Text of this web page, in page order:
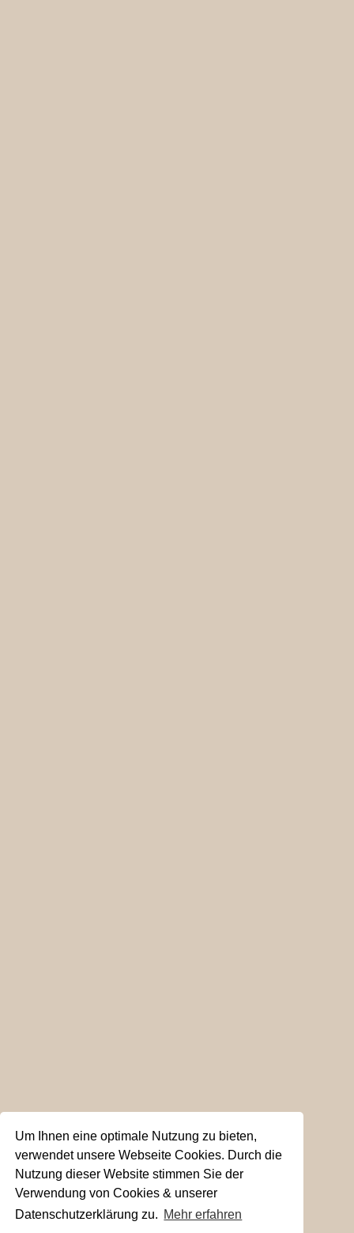
Um Ihnen eine optimale Nutzung zu bieten,
verwendet unsere Webseite Cookies. Durch die
Nutzung dieser Website stimmen Sie der
Verwendung von Cookies & unserer
Datenschutzerklärung zu. Mehr erfahren